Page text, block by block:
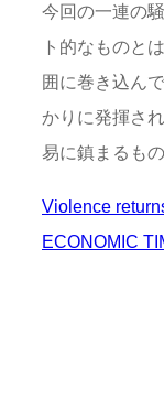
今回の一連の
ト的なものと
囲に巻き込ん
かりに発揮さ
易に鎮まるも
Violence
ECONOMIC